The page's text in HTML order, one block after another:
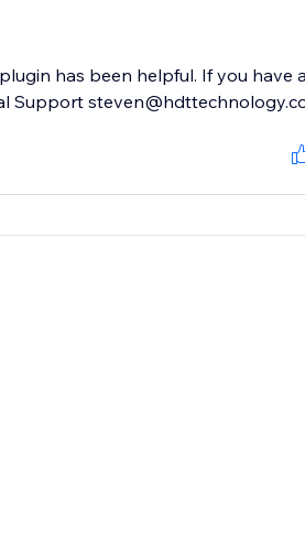
has been helpful. If you have
Support